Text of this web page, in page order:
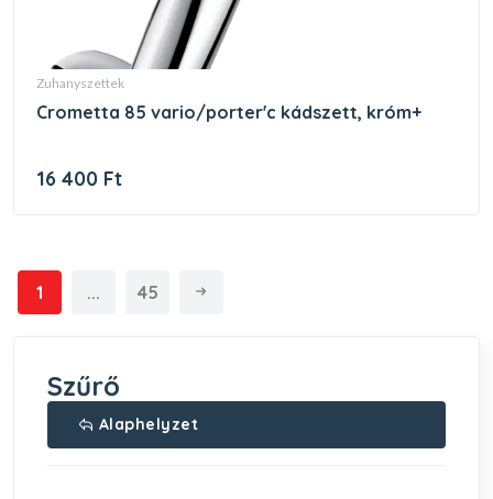
zuhanyszettek
crometta 85 vario/porter'c kádszett, króm+
16 400 Ft
1 ... 45
Szűrő
Alaphelyzet